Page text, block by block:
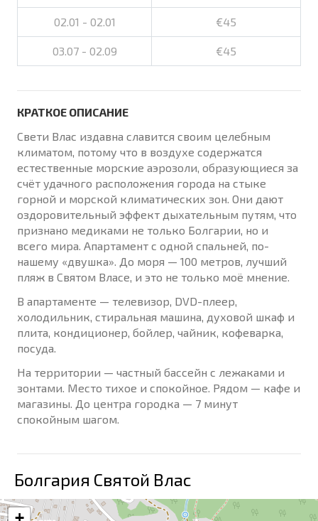
02.01 - 02.01 €45
03.07 - 02.09 €45
КРАТКОЕ ОПИСАНИЕ
Свети Влас издавна славится своим целебным
климатом, потому что в воздухе содержатся
естественные морские аэрозоли, образующиеся за
счёт удачного расположения города на стыке
горной и морской климатических зон. Они дают
оздоровительный эффект дыхательным путям, что
признано медиками не только Болгарии, но и
всего мира. Апартамент с одной спальней, по-
нашему «двушка». До моря — 100 метров, лучший
пляж в Святом Власе, и это не только моё мнение.
В апартаменте — телевизор, DVD-плеер,
холодильник, стиральная машина, духовой шкаф и
плита, кондиционер, бойлер, чайник, кофеварка,
посуда.
На территории — частный бассейн с лежаками и
зонтами. Место тихое и спокойное. Рядом — кафе и
магазины. До центра городка — 7 минут
спокойным шагом.
Болгария Святой Влас